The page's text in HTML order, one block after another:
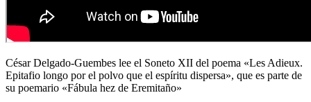
César Delgado-Guembes lee el Soneto XII del poema «Les Adieux.
Epitafio longo por el polvo que el espíritu dispersa», que es parte de
su poemario «Fábula hez de Eremitaño»